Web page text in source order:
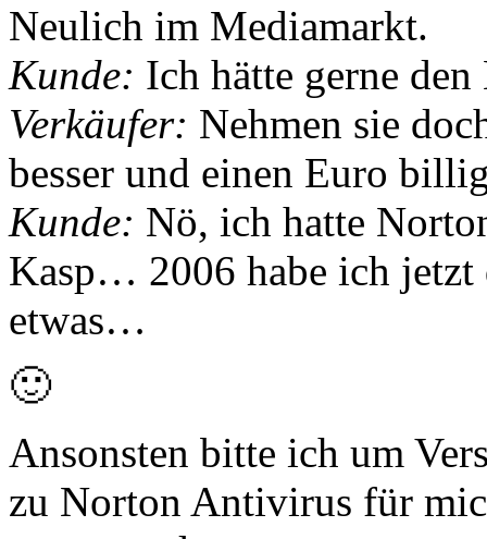
Neulich im Mediamarkt.
Kunde: Ich hätte gerne
Verkäufer: Nehmen sie
besser und einen Euro
Kunde: Nö, ich hatte
Kasp… 2006 habe ich jetzt
etwas…
🙂
Ansonsten bitte ich um
zu Norton Antivirus für